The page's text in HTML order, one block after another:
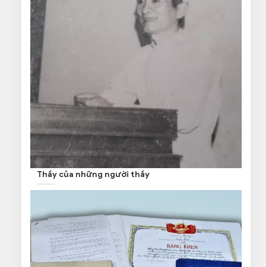
Thầy của những người thầy